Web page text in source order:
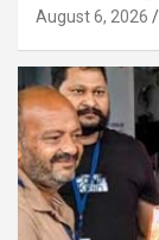
August 6, 2026